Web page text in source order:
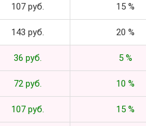
107 руб. 15 %
143 руб. 20 %
36 руб. 5 %
72 руб. 10 %
107 руб. 15 %